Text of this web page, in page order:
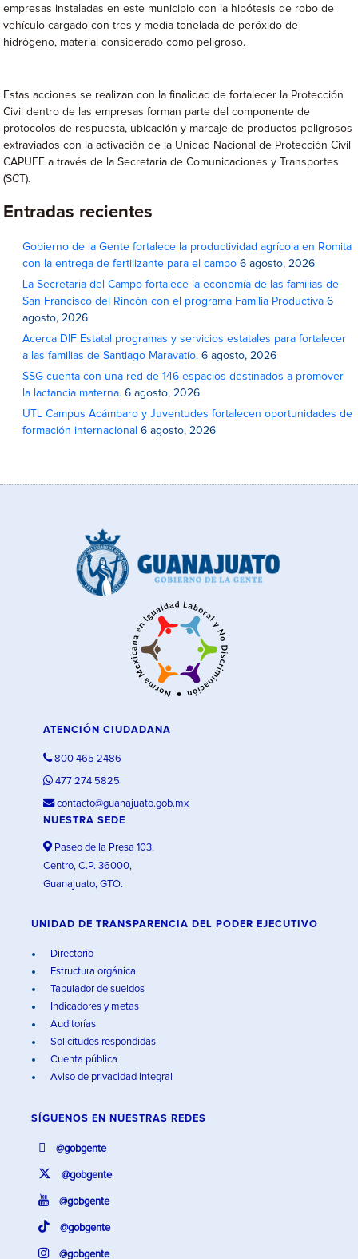
empresas instaladas en este municipio con la hipótesis de robo de
vehículo cargado con tres y media tonelada de peróxido de
hidrógeno, material considerado como peligroso.
Estas acciones se realizan con la finalidad de fortalecer la Protección
Civil dentro de las empresas forman parte del componente de
protocolos de respuesta, ubicación y marcaje de productos peligrosos
extraviados con la activación de la Unidad Nacional de Protección Civil
CAPUFE a través de la Secretaria de Comunicaciones y Transportes
(SCT).
Entradas recientes
Gobierno de la Gente fortalece la productividad agrícola en Romita
con la entrega de fertilizante para el campo 6 agosto, 2026
La Secretaria del Campo fortalece la economía de las familias de
San Francisco del Rincón con el programa Familia Productiva 6
agosto, 2026
Acerca DIF Estatal programas y servicios estatales para fortalecer
a las familias de Santiago Maravatío. 6 agosto, 2026
SSG cuenta con una red de 146 espacios destinados a promover
la lactancia materna. 6 agosto, 2026
UTL Campus Acámbaro y Juventudes fortalecen oportunidades de
formación internacional 6 agosto, 2026
ATENCIÓN CIUDADANA
800 465 2486
477 274 5825
contacto@guanajuato.gob.mx
NUESTRA SEDE
Paseo de la Presa 103,
Centro, C.P. 36000,
Guanajuato, GTO.
UNIDAD DE TRANSPARENCIA DEL PODER EJECUTIVO
Directorio
Estructura orgánica
Tabulador de sueldos
Indicadores y metas
Auditorías
Solicitudes respondidas
Cuenta pública
Aviso de privacidad integral
SÍGUENOS EN NUESTRAS REDES
@gobgente
@gobgente
@gobgente
@gobgente
@gobgente